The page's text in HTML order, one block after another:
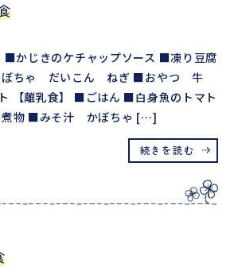
■かじきのケチャップソース ■凍り豆腐
ちゃ だいこん ねぎ ■おやつ 牛
【離乳食】 ■ごはん ■白身魚のトマト
煮物 ■みそ汁 かぼちゃ […]
続きを読む